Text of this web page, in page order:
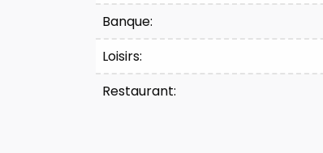
Banque:
Loisirs:
Restaurant: